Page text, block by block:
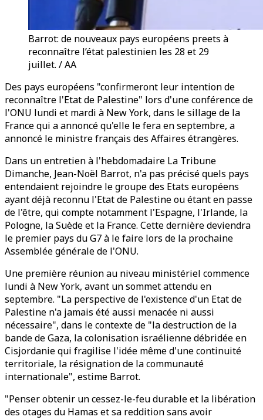
Barrot: de nouveaux pays européens preets à
reconnaître l’état palestinien les 28 et 29
juillet. / AA
Des pays européens "confirmeront leur intention de
reconnaître l'Etat de Palestine" lors d'une conférence de
l'ONU lundi et mardi à New York, dans le sillage de la
France qui a annoncé qu'elle le fera en septembre, a
annoncé le ministre français des Affaires étrangères.
Dans un entretien à l'hebdomadaire La Tribune
Dimanche, Jean-Noël Barrot, n'a pas précisé quels pays
entendaient rejoindre le groupe des Etats européens
ayant déjà reconnu l'Etat de Palestine ou étant en passe
de l'être, qui compte notamment l'Espagne, l'Irlande, la
Pologne, la Suède et la France. Cette dernière deviendra
le premier pays du G7 à le faire lors de la prochaine
Assemblée générale de l'ONU.
Une première réunion au niveau ministériel commence
lundi à New York, avant un sommet attendu en
septembre. "La perspective de l'existence d'un Etat de
Palestine n'a jamais été aussi menacée ni aussi
nécessaire", dans le contexte de "la destruction de la
bande de Gaza, la colonisation israélienne débridée en
Cisjordanie qui fragilise l'idée même d'une continuité
territoriale, la résignation de la communauté
internationale", estime Barrot.
"Penser obtenir un cessez-le-feu durable et la libération
des otages du Hamas et sa reddition sans avoir